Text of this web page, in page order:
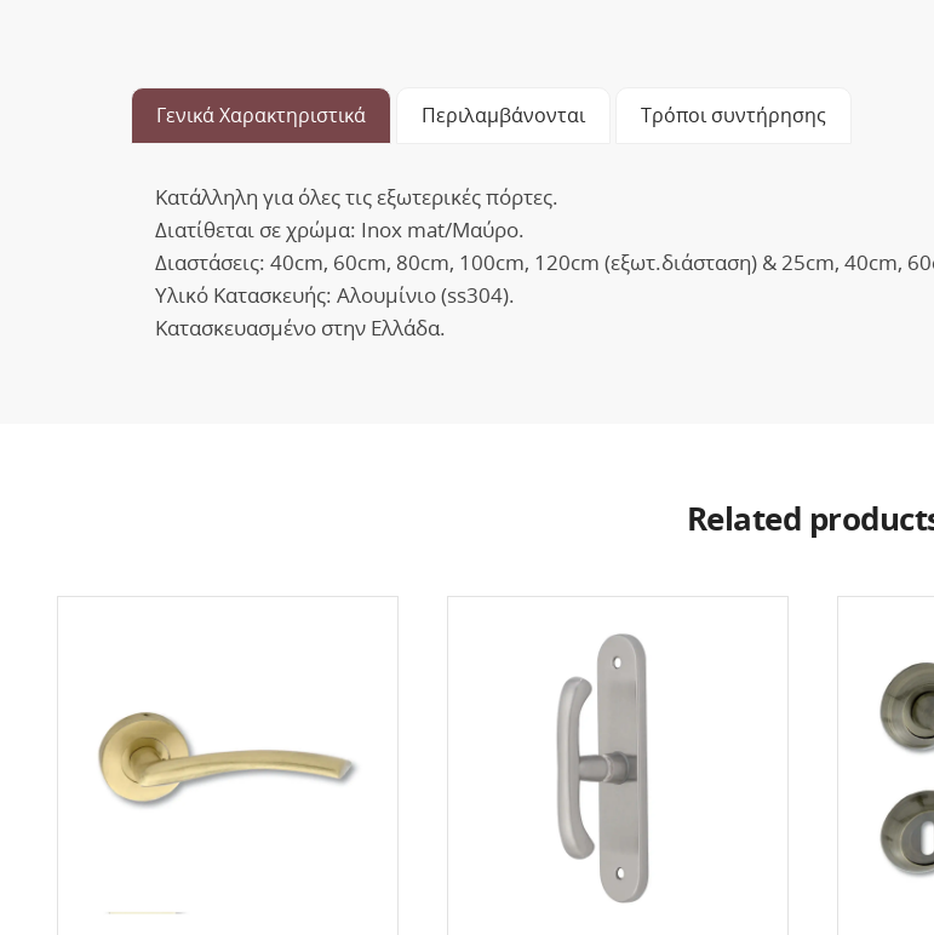
Γενικά Χαρακτηριστικά Περιλαμβάνονται Τρόποι συντήρησης
Κατάλληλη για όλες τις εξωτερικές πόρτες.
Διατίθεται σε χρώμα: Inox mat/Μαύρο.
Διαστάσεις: 40cm, 60cm, 80cm, 100cm, 120cm (εξωτ.διάσταση) & 25cm, 40cm,
Υλικό Κατασκευής: Αλουμίνιο (ss304).
Κατασκευασμένο στην Ελλάδα.
Related